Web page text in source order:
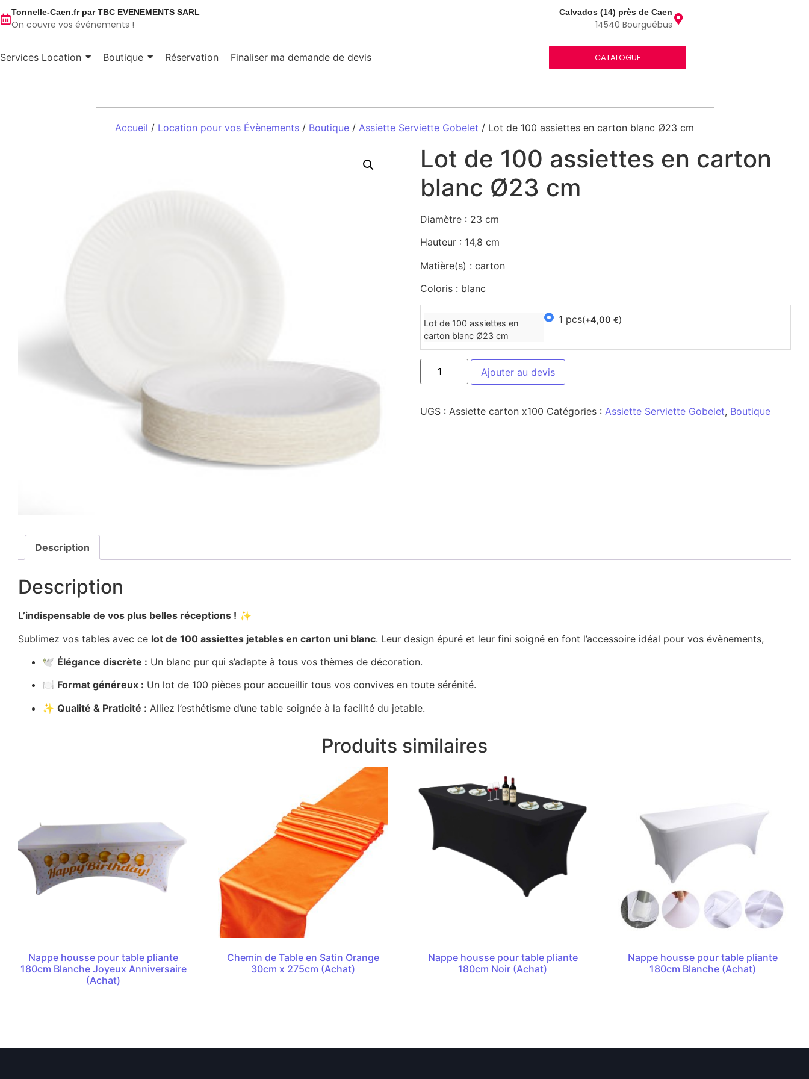
Tonnelle-Caen.fr par TBC EVENEMENTS SARL
On couvre vos événements !
Calvados (14) près de Caen
14540 Bourguébus
Services Location Boutique Réservation Finaliser ma demande de devis CATALOGUE
Accueil / Location pour vos Évènements / Boutique / Assiette Serviette Gobelet / Lot de 100 assiettes en carton blanc Ø23 cm
Lot de 100 assiettes en carton
blanc Ø23 cm
Diamètre : 23 cm
Hauteur : 14,8 cm
Matière(s) : carton
Coloris : blanc
Lot de 100 assiettes en
carton blanc Ø23 cm
1 pcs(+4,00 €)
Ajouter au devis
UGS : Assiette carton x100 Catégories : Assiette Serviette Gobelet, Boutique
Description
Description
L’indispensable de vos plus belles réceptions ! ✨
Sublimez vos tables avec ce lot de 100 assiettes jetables en carton uni blanc. Leur design épuré et leur fini soigné en font l’accessoire idéal pour vos évènements,
🕊️ Élégance discrète : Un blanc pur qui s’adapte à tous vos thèmes de décoration.
🍽️ Format généreux : Un lot de 100 pièces pour accueillir tous vos convives en toute sérénité.
✨ Qualité & Praticité : Alliez l’esthétisme d’une table soignée à la facilité du jetable.
Produits similaires
Nappe housse pour table pliante
180cm Blanche Joyeux Anniversaire
(Achat)
Chemin de Table en Satin Orange
30cm x 275cm (Achat)
Nappe housse pour table pliante
180cm Noir (Achat)
Nappe housse pour table pliante
180cm Blanche (Achat)